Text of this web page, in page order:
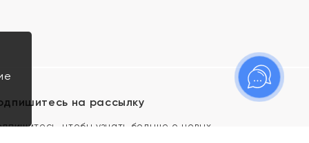
на рассылку
чтобы узнать больше о новых